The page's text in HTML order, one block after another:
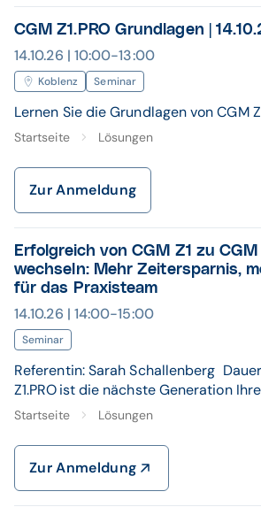
CGM Z1.PRO Grundlagen |
14.10.26 | 10:00-13:00
Koblenz Seminar
Lernen Sie die Grundlagen von CGM
Startseite Lösungen
Zur Anmeldung
Erfolgreich von CGM Z1 zu CGM
wechseln: Mehr Zeitersparnis,
für das Praxisteam
14.10.26 | 14:00-15:00
Seminar
Referentin: Sarah Schallenberg
Z1.PRO ist die nächste Generation
Startseite Lösungen
Zur Anmeldung